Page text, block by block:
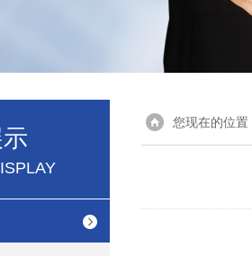
您现在的位置